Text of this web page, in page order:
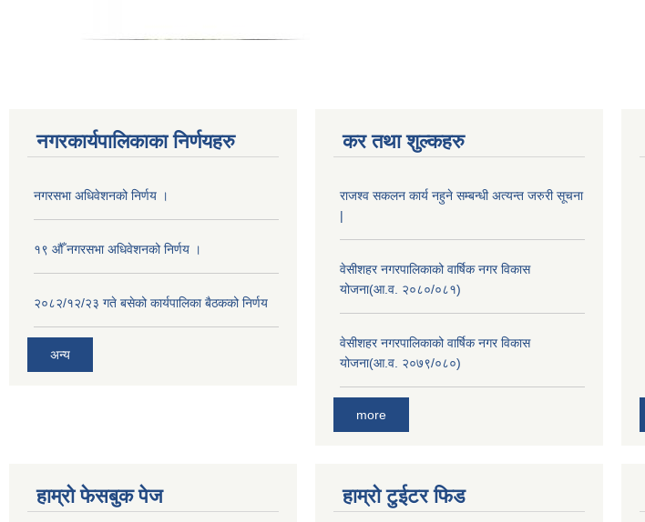
नगरकार्यपालिकाका निर्णयहरु
नगरसभा अधिवेशनको निर्णय ।
१९ औँ नगरसभा अधिवेशनको निर्णय ।
२०८२/१२/२३ गते बसेको कार्यपालिका बैठकको निर्णय
अन्य
कर तथा शुल्कहरु
राजश्व सकलन कार्य नहुने सम्बन्धी अत्यन्त जरुरी सूचना
|
वेसीशहर नगरपालिकाको वार्षिक नगर विकास
योजना(आ.व. २०८०/०८१)
वेसीशहर नगरपालिकाको वार्षिक नगर विकास
योजना(आ.व. २०७९/०८०)
more
हाम्रो फेसबुक पेज हाम्रो टुईटर फिड